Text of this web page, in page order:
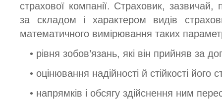
страхової компанії. Страховик, зазвичай,
за складом і характером видів
математичного вимірювання таких
• рівня зобов’язань, які він прийняв за
• оцінювання надійності й стійкості його
• напрямків і обсягу здійснення ним